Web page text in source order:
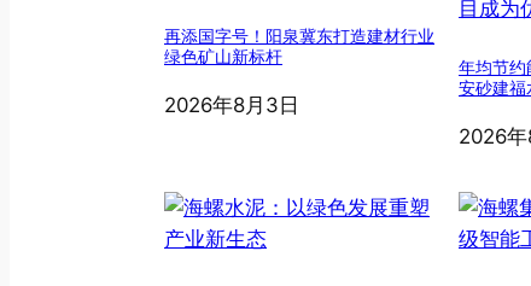
再添国字号！阳泉冀东打造建材行业
绿色矿山新标杆
2026年8月3日
年均节约
安砂建福
2026年